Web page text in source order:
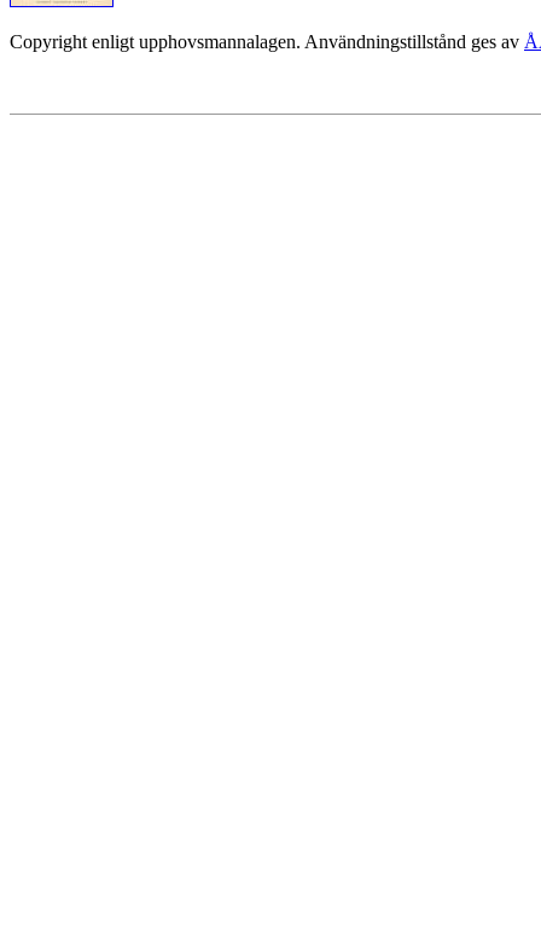
Copyright enligt upphovsmannalagen. Användningstillstånd ges av